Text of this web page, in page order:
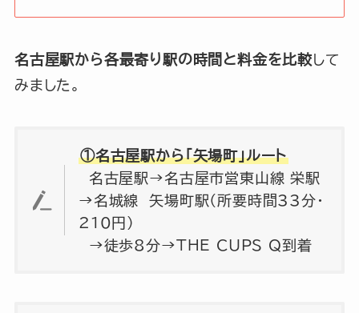
名古屋駅から各最寄り駅の時間と料金を比較して
みました。
①名古屋駅から「矢場町」ルート
名古屋駅→名古屋市営東山線 栄駅
→名城線 矢場町駅（所要時間33分・
210円）
→徒歩8分→THE CUPS Q到着